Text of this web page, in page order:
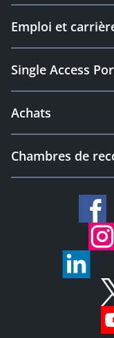
Emploi et
Single Access
Achats
Chambres de